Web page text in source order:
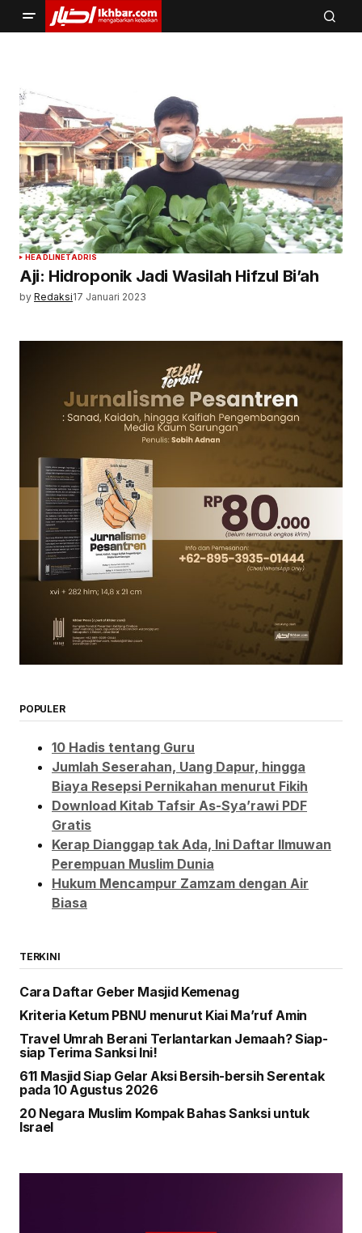
HEADLINETADRIS
Aji: Hidroponik Jadi Wasilah Hifzul Bi’ah
by Redaksi17 Januari 2023
POPULER
10 Hadis tentang Guru
Jumlah Seserahan, Uang Dapur, hingga
Biaya Resepsi Pernikahan menurut Fikih
Download Kitab Tafsir As-Sya’rawi PDF
Gratis
Kerap Dianggap tak Ada, Ini Daftar Ilmuwan
Perempuan Muslim Dunia
Hukum Mencampur Zamzam dengan Air
Biasa
TERKINI
Cara Daftar Geber Masjid Kemenag
Kriteria Ketum PBNU menurut Kiai Ma’ruf Amin
Travel Umrah Berani Terlantarkan Jemaah? Siap-
siap Terima Sanksi Ini!
611 Masjid Siap Gelar Aksi Bersih-bersih Serentak
pada 10 Agustus 2026
20 Negara Muslim Kompak Bahas Sanksi untuk
Israel